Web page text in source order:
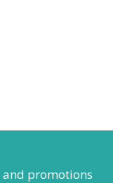
and promotions